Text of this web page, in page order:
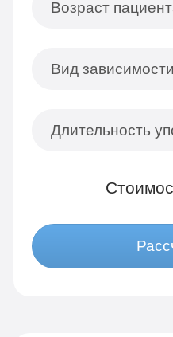
Возраст
Вид
Длительность